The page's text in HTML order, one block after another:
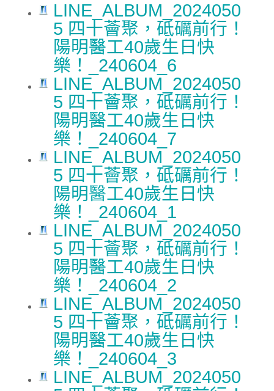
LINE_ALBUM_2024050
5 四十薈聚，砥礪前行！
陽明醫工40歲生日快
樂！_240604_6
LINE_ALBUM_2024050
5 四十薈聚，砥礪前行！
陽明醫工40歲生日快
樂！_240604_7
LINE_ALBUM_2024050
5 四十薈聚，砥礪前行！
陽明醫工40歲生日快
樂！_240604_1
LINE_ALBUM_2024050
5 四十薈聚，砥礪前行！
陽明醫工40歲生日快
樂！_240604_2
LINE_ALBUM_2024050
5 四十薈聚，砥礪前行！
陽明醫工40歲生日快
樂！_240604_3
LINE_ALBUM_2024050